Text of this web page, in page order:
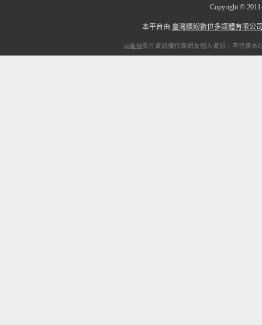
Copyright ©
本平台由 臺灣繽紛數位多媒體有限公
ip電視影片資訊僅代表網友個人資訊，不代表本